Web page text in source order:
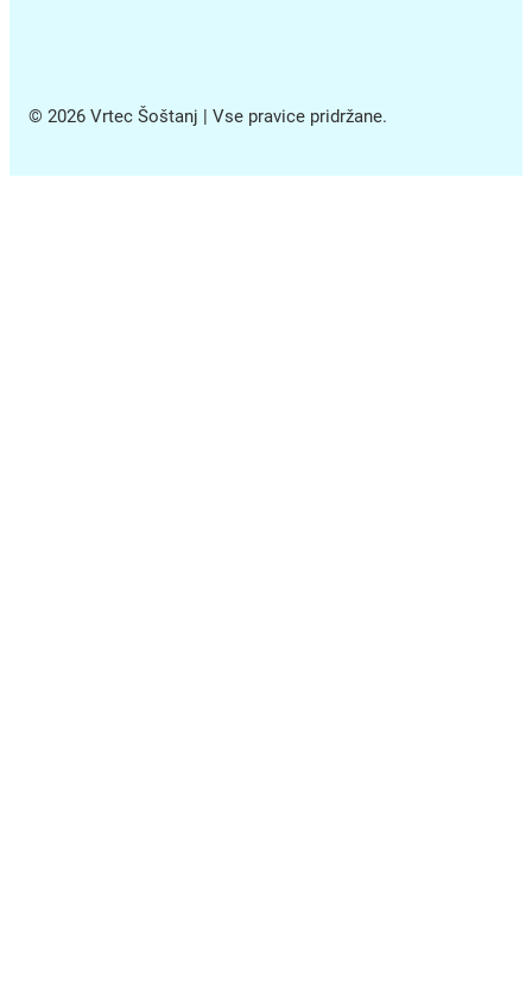
© 2026 Vrtec Šoštanj | Vse pravice pridržane.